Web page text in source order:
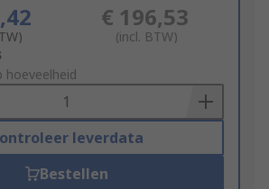
€ 196,53
(incl. BTW)
leverdata
Bestellen